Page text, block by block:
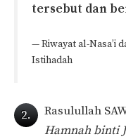
tersebut dan
— Riwayat al-Nasa’i
Istihadah
2.
Rasulullah
Hamnah binti